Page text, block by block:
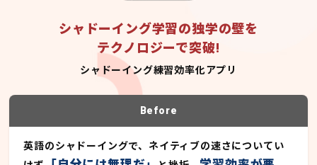
シャドーイング学習の独学の壁を
テクノロジーで突破!
シャドーイング練習効率化アプリ
Before
英語のシャドーイングで、ネイティブの速さについてい